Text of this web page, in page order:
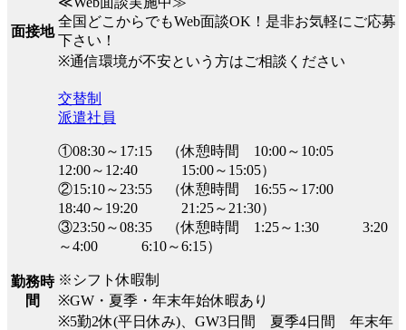
面接地
全国どこからでもWeb面談OK！是非お気軽にご応募
下さい！
※通信環境が不安という方はご相談ください
勤務時
間
交替制
派遣社員
①08:30～17:15 （休憩時間 10:00～10:05
12:00～12:40 15:00～15:05）
②15:10～23:55 （休憩時間 16:55～17:00
18:40～19:20 21:25～21:30）
③23:50～08:35 （休憩時間 1:25～1:30 3:20
～4:00 6:10～6:15）
※シフト休暇制
※GW・夏季・年末年始休暇あり
※5勤2休(平日休み)、GW3日間 夏季4日間 年末年